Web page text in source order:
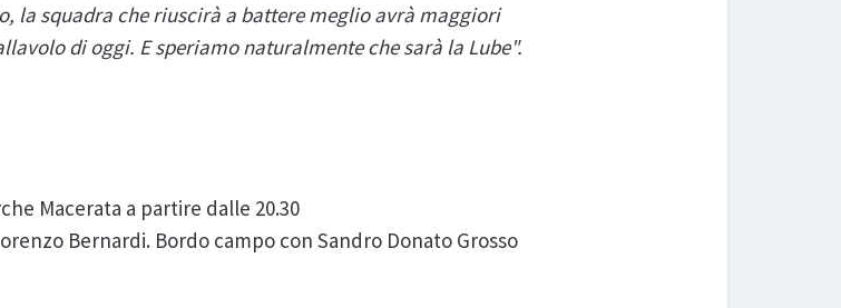
la squadra che riuscirà a battere meglio avrà maggiori
di oggi. E speriamo naturalmente che sarà la Lube".
Macerata a partire dalle 20.30
Bernardi. Bordo campo con Sandro Donato Grosso